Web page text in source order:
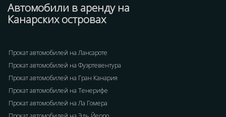
Автомобили в аренду на
Канарских островах
Прокат автомобилей на Лансароте
Прокат автомобилей на Фуэртевентура
Прокат автомобилей на Гран Канария
Прокат автомобилей на Тенерифе
Прокат автомобилей на Ла Гомера